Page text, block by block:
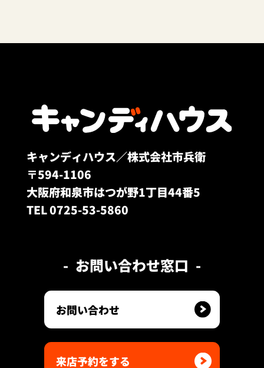
キャンディハウス／株式会社市兵衛
〒594-1106
大阪府和泉市はつが野1丁目44番5
TEL 0725-53-5860
お問い合わせ窓口
お問い合わせ
来店予約をする